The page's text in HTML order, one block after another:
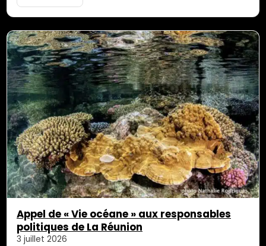
Depuis plusieurs mois, le monde culturel réunionnais
est […]
Appel de « Vie océane » aux responsables
politiques de La Réunion
3 juillet 2026